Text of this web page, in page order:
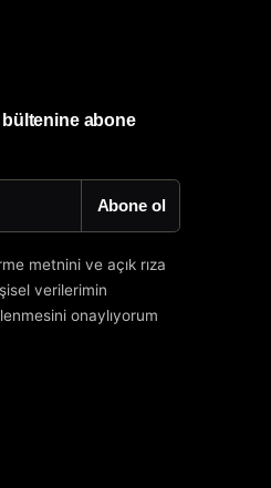
abone
Abone ol
metnini veaçık rıza
verilerimin
onaylıyorum